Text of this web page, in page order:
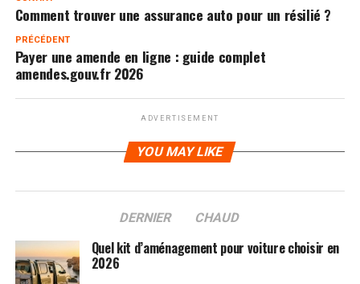
Comment trouver une assurance auto pour un résilié ?
PRÉCÉDENT
Payer une amende en ligne : guide complet
amendes.gouv.fr 2026
ADVERTISEMENT
YOU MAY LIKE
DERNIER CHAUD
Quel kit d’aménagement pour voiture choisir en
2026